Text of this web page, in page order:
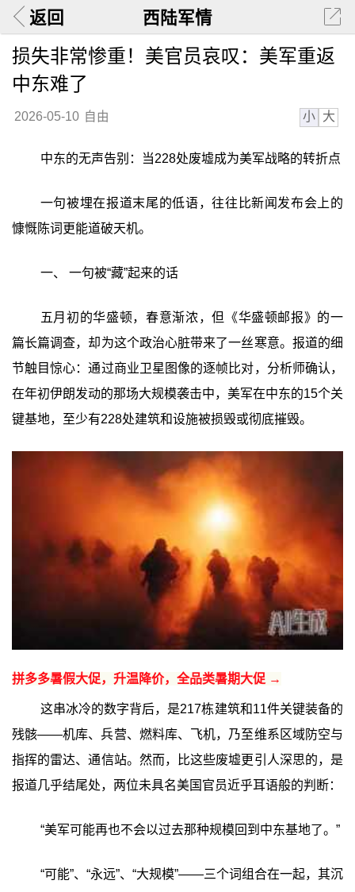
返回 西陆军情
损失非常惨重！美官员哀叹：美军重返
中东难了
2026-05-10 自由 小 大
中东的无声告别：当228处废墟成为美军战略的转折点
一句被埋在报道末尾的低语，往往比新闻发布会上的
慷慨陈词更能道破天机。
一、 一句被“藏”起来的话
五月初的华盛顿，春意渐浓，但《华盛顿邮报》的一
篇长篇调查，却为这个政治心脏带来了一丝寒意。报道的细
节触目惊心：通过商业卫星图像的逐帧比对，分析师确认，
在年初伊朗发动的那场大规模袭击中，美军在中东的15个关
键基地，至少有228处建筑和设施被损毁或彻底摧毁。
拼多多暑假大促，升温降价，全品类暑期大促 →
这串冰冷的数字背后，是217栋建筑和11件关键装备的
残骸——机库、兵营、燃料库、飞机，乃至维系区域防空与
指挥的雷达、通信站。然而，比这些废墟更引人深思的，是
报道几乎结尾处，两位未具名美国官员近乎耳语般的判断：
‍“美军可能再也不会以过去那种规模回到中东基地了。”‍
“可能”、“永远”、“大规模”——三个词组合在一起，其沉